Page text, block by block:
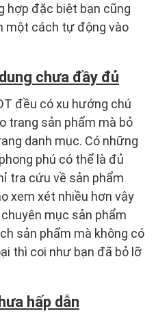
hợp đặc biệt bạn cũng
một cách tự động vào
chưa đầy đủ
đều có xu hướng chú
trang sản phẩm mà bỏ
danh mục. Có những
phú có thể là đủ
tra cứu về sản phẩm
xem xét nhiều hơn vậy
mục sản phẩm
sản phẩm mà không có
thì coi như bạn đã bỏ lỡ
hấp dẫn